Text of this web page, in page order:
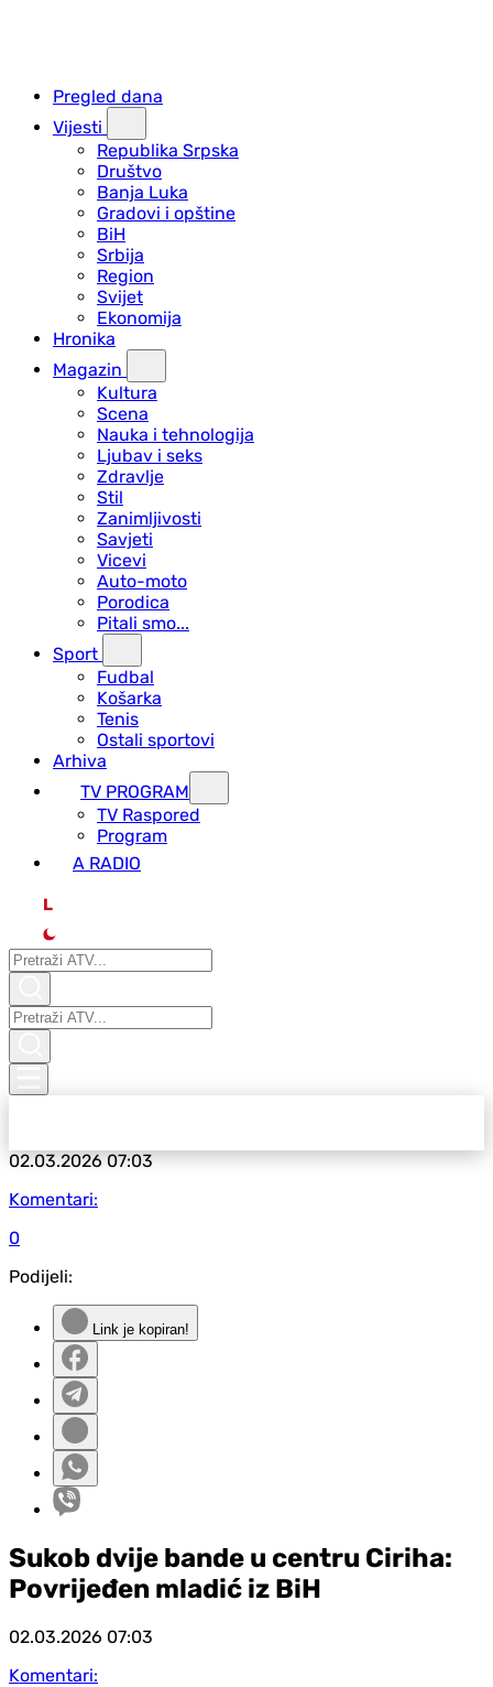
Pregled dana
Vijesti
Republika Srpska
Društvo
Banja Luka
Gradovi i opštine
BiH
Srbija
Region
Svijet
Ekonomija
Hronika
Magazin
Kultura
Scena
Nauka i tehnologija
Ljubav i seks
Zdravlje
Stil
Zanimljivosti
Savjeti
Vicevi
Auto-moto
Porodica
Pitali smo...
Sport
Fudbal
Košarka
Tenis
Ostali sportovi
Arhiva
TV PROGRAM
ТV Raspored
Program
A RADIO
L
02.03.202607:03
Komentari:
0
Podijeli:
Link je kopiran!
Sukob dvije bande u centru Ciriha:
Povrijeđen mladić iz BiH
02.03.2026 07:03
Komentari: